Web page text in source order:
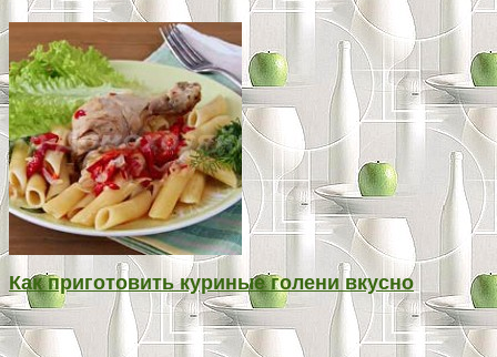
Как приготовить куриные голени вкусно